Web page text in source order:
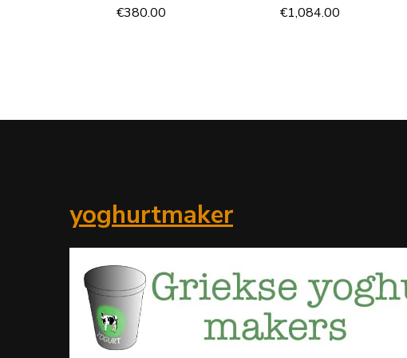
€380.00 €1,084.00
yoghurtmaker